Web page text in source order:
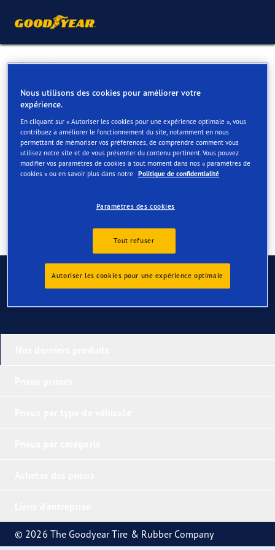
Retour liste
THOEN FRANCOIS BVBA
Services disponibles en ligne et en magasin
Contact Services
Contactez-nous
© 2026 The Goodyear Tire & Rubber Company
Nous utilisons des cookies pour améliorer votre
expérience.
En cliquant sur « Autoriser les cookies pour une expérience optimale », vous
contribuez à améliorer le fonctionnement du site, notamment en nous
permettant de mémoriser vos préférences, de comprendre comment vous
utilisez notre site et de vous présenter du contenu pertinent. Vous pouvez
modifier vos paramètres de cookies à tout moment dans nos « paramètres de
cookies » ou en savoir plus dans notre Politique de confidentialité
Paramètres des cookies
Tout refuser
Autoriser les cookies pour une expérience optimale